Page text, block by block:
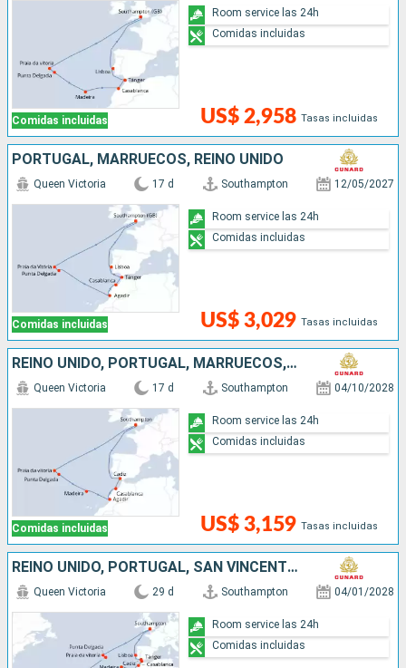
Comidas incluidas US$ 2,958 Tasas incluidas
Room service las 24h
Comidas incluidas
PORTUGAL, MARRUECOS, REINO UNIDO
Comidas incluidas
Queen Victoria 17 d Southampton 12/05/2027
US$ 3,029 Tasas incluidas
Room service las 24h
Comidas incluidas
REINO UNIDO, PORTUGAL, MARRUECOS, ESPAÑA
Comidas incluidas
Queen Victoria 17 d Southampton 04/10/2028
US$ 3,159 Tasas incluidas
Room service las 24h
Comidas incluidas
REINO UNIDO, PORTUGAL, SAN VINCENT Y LAS GRANADINAS, ESPAÑA, MARRUECOS
Queen Victoria 29 d Southampton 04/01/2028
Room service las 24h
Comidas incluidas